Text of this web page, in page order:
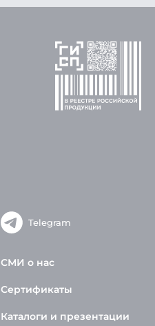
Telegram
СМИ о нас
Сертификаты
Каталоги и презентации